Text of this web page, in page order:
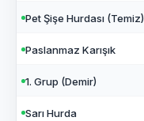
Pet Şişe Hurdası (Temiz)
Paslanmaz Karışık
1. Grup (Demir)
Sarı Hurda